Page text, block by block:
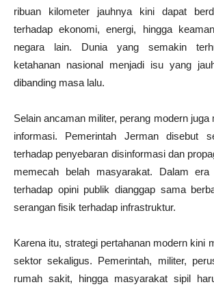
ribuan kilometer jauhnya kini dapat
terhadap ekonomi, energi, hingga
negara lain. Dunia yang semakin
ketahanan nasional menjadi isu yang
dibanding masa lalu.
Selain ancaman militer, perang modern juga
informasi. Pemerintah Jerman disebut
terhadap penyebaran disinformasi dan
memecah belah masyarakat. Dalam era
terhadap opini publik dianggap sama
serangan fisik terhadap infrastruktur.
Karena itu, strategi pertahanan modern kini
sektor sekaligus. Pemerintah, militer,
rumah sakit, hingga masyarakat sipil